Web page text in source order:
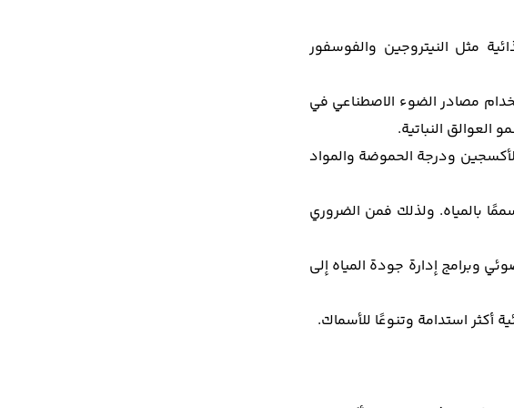
مثل النيتروجين والفوسفور
مصادر الضوء الاصطناعي في
العوالق النباتية.
ودرجة الحموضة والمواد
بالمياه. ولذلك فمن الضروري
وبرامج إدارة جودة المياه إلى
أكثر استدامة وتنوعًا للأسماك.